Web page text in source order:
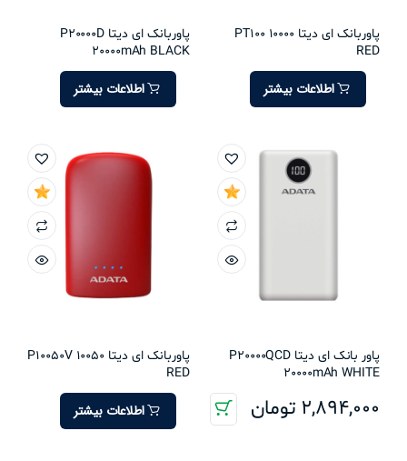
پاوربانک ای دیتا PT100 10000
RED
اطلاعات بیشتر
پاوربانک ای دیتا P20000D
20000mAh BLACK
اطلاعات بیشتر
پاور بانک ای دیتا P20000QCD
20000mAh WHITE
2,894,000 تومان
پاوربانک ای دیتا P10050V 10050
RED
اطلاعات بیشتر